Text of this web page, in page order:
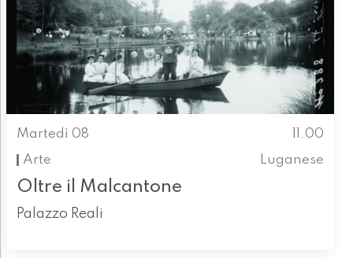
Martedì 08
11.00
Arte
Luganese
Oltre il Malcantone
Palazzo Reali